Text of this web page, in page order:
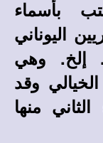
بأسماء
اليوناني
إلخ. وهي
وقد
منها